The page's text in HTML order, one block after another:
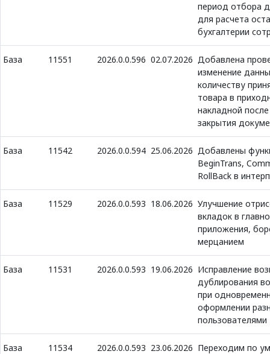
период отбора
для расчета
бухгалтерии
База 11551 2026.0.0.596 02.07.2026 Добавлена
изменение
количеству
товара в
накладной после
закрытия
База 11542 2026.0.0.594 25.06.2026 Добавлены
BeginTrans,
RollBack в
База 11529 2026.0.0.593 18.06.2026 Улучшение
вкладок в
приложения,
мерцанием
База 11531 2026.0.0.593 19.06.2026 Исправление
дублирования
при
оформлении
пользователями
База 11534 2026.0.0.593 23.06.2026 Переходим по